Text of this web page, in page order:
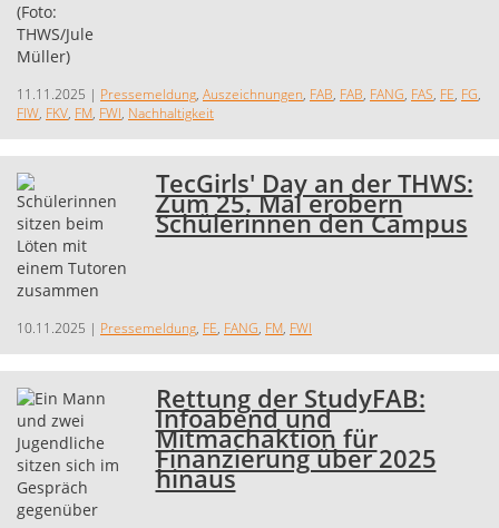
11.11.2025 | Pressemeldung, Auszeichnungen, FAB, FAB, FANG, FAS, FE, FG,
FIW, FKV, FM, FWI, Nachhaltigkeit
TecGirls' Day an der THWS:
Zum 25. Mal erobern
Schülerinnen den Campus
10.11.2025 | Pressemeldung, FE, FANG, FM, FWI
Rettung der StudyFAB:
Infoabend und
Mitmachaktion für
Finanzierung über 2025
hinaus